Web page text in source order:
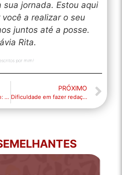
sua jornada. Estou aqui
a realizar o seu
juntos até a posse.
Rita.
por mim!
Pontuação para concurso: a importância para sua redação!
PRÓXIMO
Dificuldade em fazer redação? Confira 5 dicas para mandar bem na sua prova.